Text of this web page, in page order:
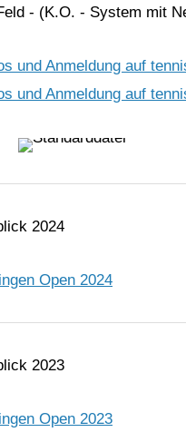
- (K.O. - System mit
und Anmeldung auf
und Anmeldung auf
2024
Open 2024
2023
Open 2023